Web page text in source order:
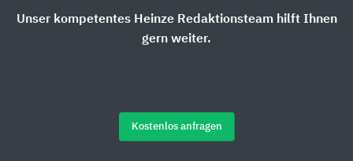
Unser kompetentes Heinze Redaktionsteam hilft Ihnen
gern weiter.
Kostenlos anfragen